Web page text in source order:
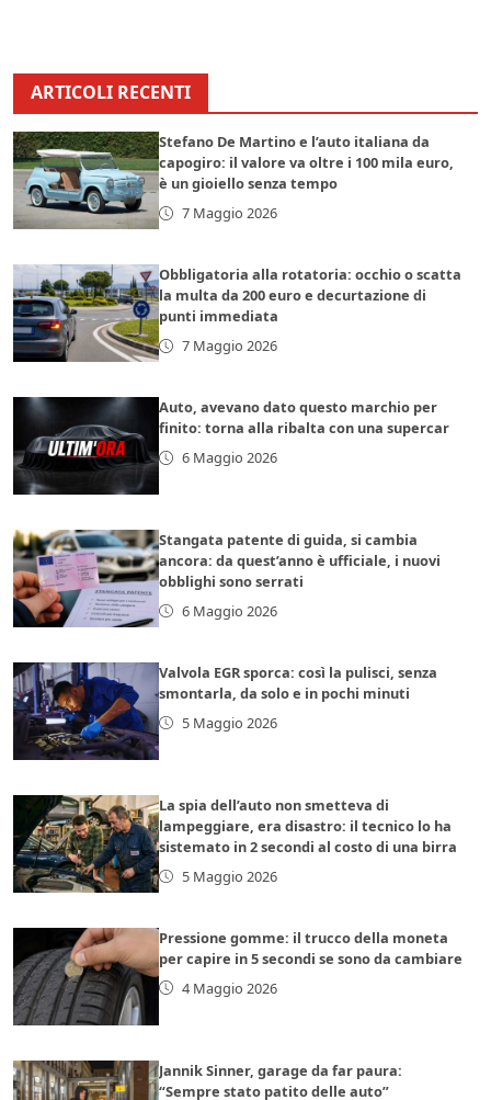
ARTICOLI RECENTI
Stefano De Martino e l’auto italiana da
capogiro: il valore va oltre i 100 mila euro,
è un gioiello senza tempo
7 Maggio 2026
Obbligatoria alla rotatoria: occhio o scatta
la multa da 200 euro e decurtazione di
punti immediata
7 Maggio 2026
Auto, avevano dato questo marchio per
finito: torna alla ribalta con una supercar
6 Maggio 2026
Stangata patente di guida, si cambia
ancora: da quest’anno è ufficiale, i nuovi
obblighi sono serrati
6 Maggio 2026
Valvola EGR sporca: così la pulisci, senza
smontarla, da solo e in pochi minuti
5 Maggio 2026
La spia dell’auto non smetteva di
lampeggiare, era disastro: il tecnico lo ha
sistemato in 2 secondi al costo di una birra
5 Maggio 2026
Pressione gomme: il trucco della moneta
per capire in 5 secondi se sono da cambiare
4 Maggio 2026
Jannik Sinner, garage da far paura:
“Sempre stato patito delle auto”